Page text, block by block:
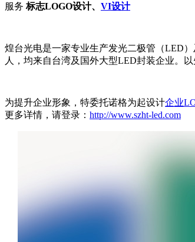
服务 标志LOGO设计、 VI设计
煌台光电是一家专业生产发光二极管（LED
人，均来自台湾及国外大型LED封装企业。
为提升企业形象，特委托诺格为起设计企业
更多详情，请登录： http://www.szht-led.com